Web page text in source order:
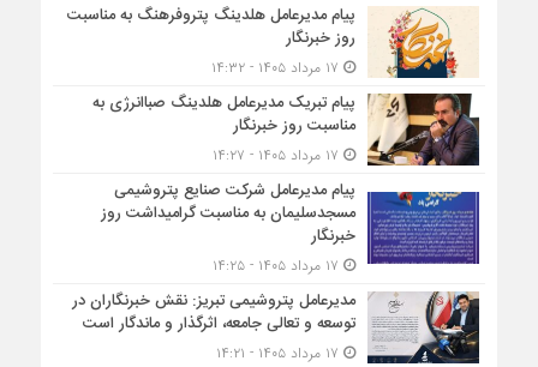
پیام مدیرعامل هلدینگ پتروفرهنگ به مناسبت
روز خبرنگار
پیام تبریک مدیرعامل هلدینگ صباانرژی به
مناسبت روز خبرنگار
پیام مدیرعامل شركت صنایع پتروشیمی
مسجدسلیمان به مناسبت گرامیداشت روز
خبرنگار
مدیرعامل پتروشیمی تبریز: نقش خبرنگاران در
توسعه و تعالی جامعه، اثرگذار و ماندگار است